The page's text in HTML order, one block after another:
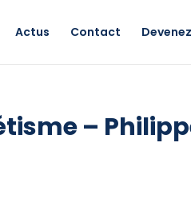
Actus Contact
–